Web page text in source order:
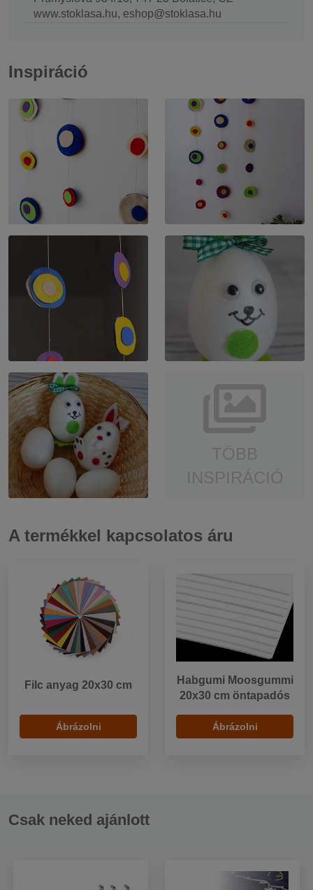
www.stoklasa.hu, eshop@stoklasa.hu
Inspiráció
A termékkel kapcsolatos áru
Filc anyag 20x30 cm
Ábrázolni
Habgumi Moosgummi
20x30 cm öntapadós
Ábrázolni
Csak neked ajánlott